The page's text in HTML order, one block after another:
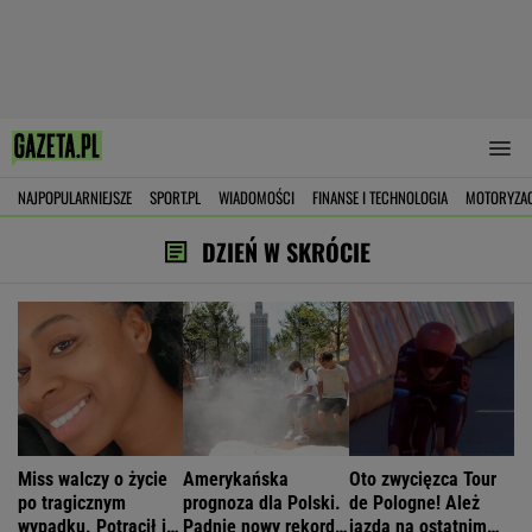
NAJPOPULARNIEJSZE SPORT.PL WIADOMOŚCI FINANSE I TECHNOLOGIA
DZIEŃ W SKRÓCIE
Miss walczy o życie
po tragicznym
wypadku. Potrącił ją
Amerykańska
prognoza dla Polski.
Padnie nowy rekord
Oto zwycięzca Tour
de Pologne! Ależ
jazda na ostatnim